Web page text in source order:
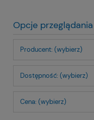
Opcje przeglądania
Producent: (wybierz)
Dostępność: (wybierz)
Cena: (wybierz)